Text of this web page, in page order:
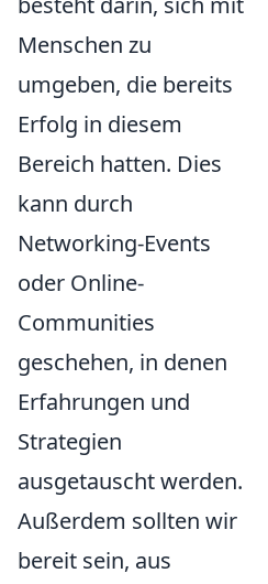
Menschen zu
umgeben, die bereits
Erfolg in diesem
Bereich hatten. Dies
kann durch
Networking-Events
oder Online-
Communities
geschehen, in denen
Erfahrungen und
Strategien
ausgetauscht werden.
Außerdem sollten wir
bereit sein, aus